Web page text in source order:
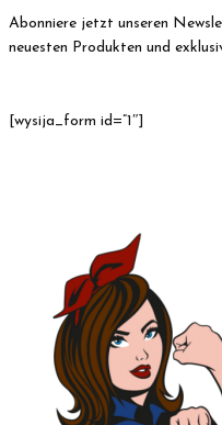
Varianten
auf.
Abonniere jetzt unseren
neuesten Produkten und
[wysija_form id=”1″]